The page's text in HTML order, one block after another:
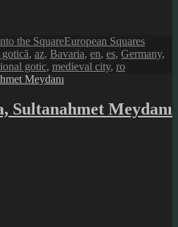
the SquareCategories
European SquaresTags
, az, Bavaria, en, es, Germany,
gotic, medieval city, ro
Sultanahmet Meydanı